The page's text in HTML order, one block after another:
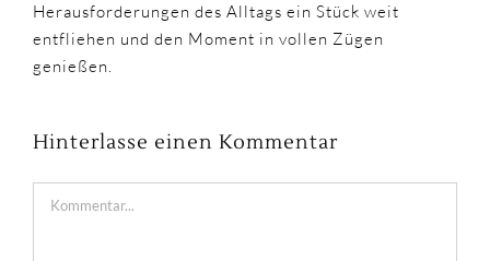
Herausforderungen des Alltags ein Stück weit
entfliehen und den Moment in vollen Zügen
genießen.
Hinterlasse einen Kommentar
Kommentar